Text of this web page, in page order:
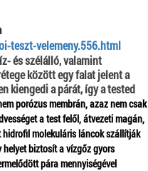
teszt-velemeny.556.html
és szélálló, valamint
között egy falat jelent a
kiengedi a párát, így a tested
porózus membrán, azaz nem csak
a test felől, átvezeti magán,
hidrofil molekuláris láncok szállítják
biztosít a vízgőz gyors
pára mennyiségével